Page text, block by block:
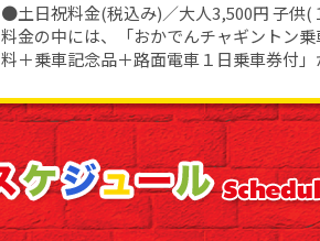
●土日祝料金(税込み)／大人3,500円 子供(
料金の中には、「おかでんチャギントン
料＋乗車記念品＋路面電車１日乗車券付」